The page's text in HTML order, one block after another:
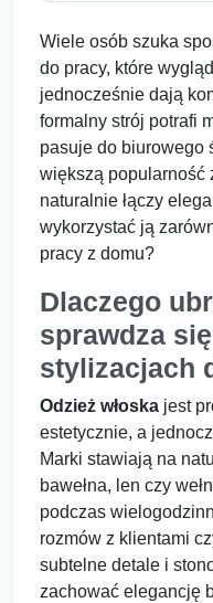
Wiele osób szuka
do pracy, które
jednocześnie dają
formalny strój potrafi
pasuje do biurowego
większą popularność
naturalnie łączy
wykorzystać ją
pracy z domu?
Dlaczego
sprawdza
stylizacjach
Odzież włoska jest
estetycznie, a
Marki stawiają na
bawełna, len czy
podczas
rozmów z klientami
subtelne detale i
zachować elegancję